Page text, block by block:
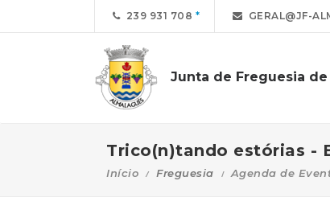
239 931 708 GERAL@JF-
Junta de Freguesia
Trico(n)tando estórias -
Início Freguesia Agenda de